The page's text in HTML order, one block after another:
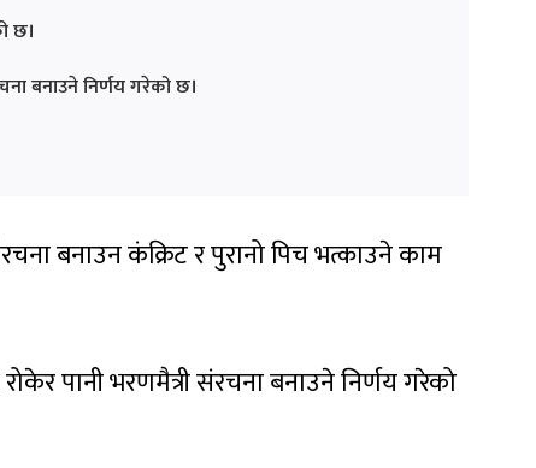
छ।
बनाउने निर्णय गरेको छ।
बनाउन कंक्रिट र पुरानो पिच भत्काउने काम
पानी भरणमैत्री संरचना बनाउने निर्णय गरेको